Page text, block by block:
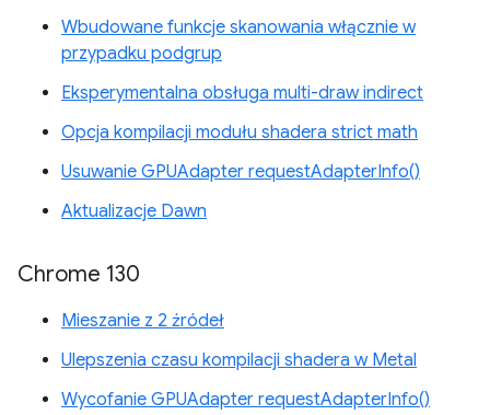
Wbudowane funkcje skanowania włącznie w
przypadku podgrup
Eksperymentalna obsługa multi-draw indirect
Opcja kompilacji modułu shadera strict math
Usuwanie GPUAdapter requestAdapterInfo()
Aktualizacje Dawn
Chrome 130
Mieszanie z 2 źródeł
Ulepszenia czasu kompilacji shadera w Metal
Wycofanie GPUAdapter requestAdapterInfo()